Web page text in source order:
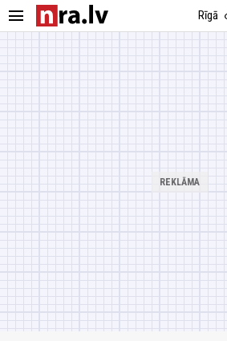
menu Rīgā